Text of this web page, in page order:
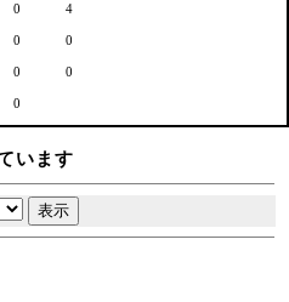
0 4
0 0
0 0
0
います